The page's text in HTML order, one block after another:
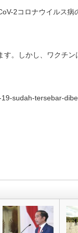
2コロナウイルス病
す。しかし、ワクチ
sudah-tersebar-